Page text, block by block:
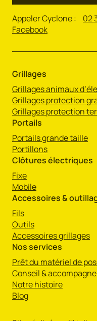
Appeler Cyclone : 02
Facebook
Grillages
Grillages animaux
Grillages protection
Grillages protection
Portails
Portails grande taille
Portillons
Clôtures électriques
Fixe
Mobile
Accessoires &
Fils
Outils
Accessoires grillages
Nos services
Prêt du matériel de
Conseil &
Notre histoire
Blog